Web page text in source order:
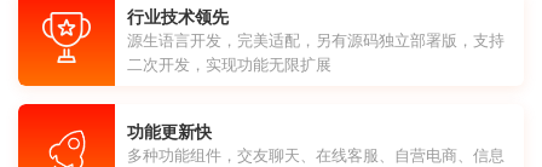
行业技术领先
源生语言开发，完美适配，另有源码独立部署版，支持
二次开发，实现功能无限扩展
功能更新快
多种功能组件，交友聊天、在线客服、自营电商、信息